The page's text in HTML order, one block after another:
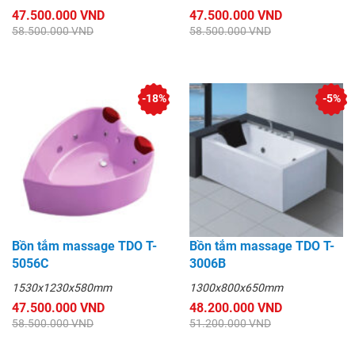
47.500.000 VND
58.500.000 VND
47.500.000 VND
58.500.000 VND
Bồn tắm massage TDO T-
5056C
1530x1230x580mm
47.500.000 VND
58.500.000 VND
-18%
Bồn tắm massage TDO T-
3006B
1300x800x650mm
48.200.000 VND
51.200.000 VND
-5%